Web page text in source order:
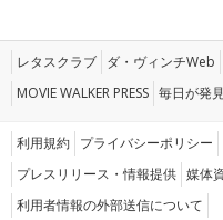
レタスクラブ ダ・ヴィンチWeb
MOVIE WALKER PRESS 毎日が発
利用規約 プライバシーポリシー
プレスリリース・情報提供 媒体
利用者情報の外部送信について